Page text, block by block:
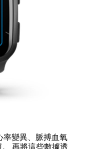
率變異、脈搏血氧
再將這些數據透